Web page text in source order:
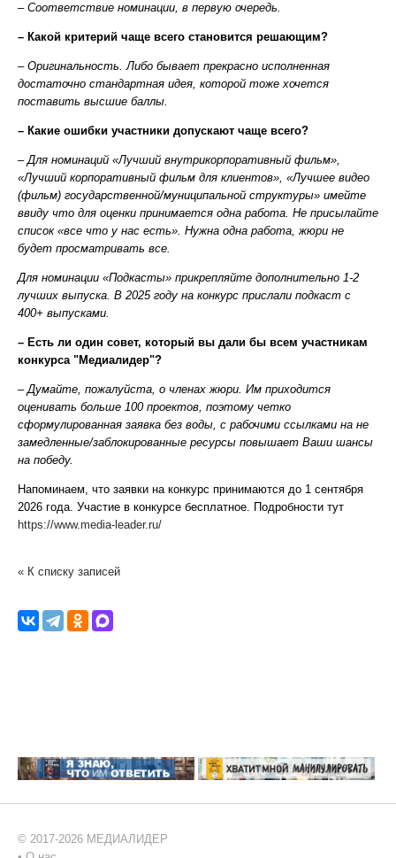
– Соответствие номинации, в первую очередь.
– Какой критерий чаще всего становится решающим?
– Оригинальность. Либо бывает прекрасно исполненная
достаточно стандартная идея, которой тоже хочется
поставить высшие баллы.
– Какие ошибки участники допускают чаще всего?
– Для номинаций «Лучший внутрикорпоративный фильм»,
«Лучший корпоративный фильм для клиентов», «Лучшее видео
(фильм) государственной/муниципальной структуры» имейте
ввиду что для оценки принимается одна работа. Не присылайте
список «все что у нас есть». Нужна одна работа, жюри не
будет просматривать все.
Для номинации «Подкасты» прикрепляйте дополнительно 1-2
лучших выпуска. В 2025 году на конкурс прислали подкаст с
400+ выпусками.
– Есть ли один совет, который вы дали бы всем участникам
конкурса "Медиалидер"?
– Думайте, пожалуйста, о членах жюри. Им приходится
оценивать больше 100 проектов, поэтому четко
сформулированная заявка без воды, с рабочими ссылками на не
замедленные/заблокированные ресурсы повышает Ваши шансы
на победу.
Напоминаем, что заявки на конкурс принимаются до 1 сентября
2026 года. Участие в конкурсе бесплатное. Подробности тут
https://www.media-leader.ru/
« К списку записей
© 2017-2026 МЕДИАЛИДЕР